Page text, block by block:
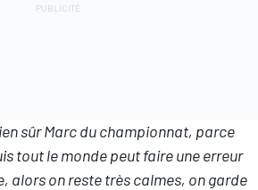
sûr Marc du championnat, parce
tout le monde peut faire une erreur
alors on reste très calmes, on garde